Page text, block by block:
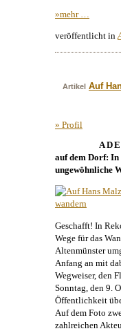
»mehr …
veröffentlicht in
Artikel Auf
» Profil
auf dem Dorf: In
ungewöhnliche
Geschafft! In
Wege für das
Altenmünster
Anfang an mit
Wegweiser, den
Sonntag, den 9.
Öffentlichkeit
Auf dem Foto
zahlreichen